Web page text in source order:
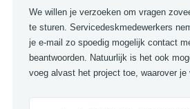
We willen je verzoeken om vragen
te sturen. Servicedeskmedewerkers
je e-mail zo spoedig mogelijk contact
beantwoorden. Natuurlijk is het ook
voeg alvast het project toe, waarover je